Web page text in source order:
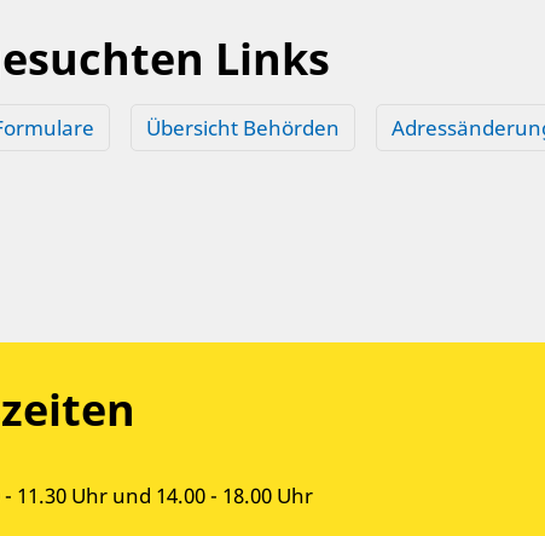
Links
Übersicht Behörden
- 11.30 Uhr und 14.00 - 18.00 Uhr